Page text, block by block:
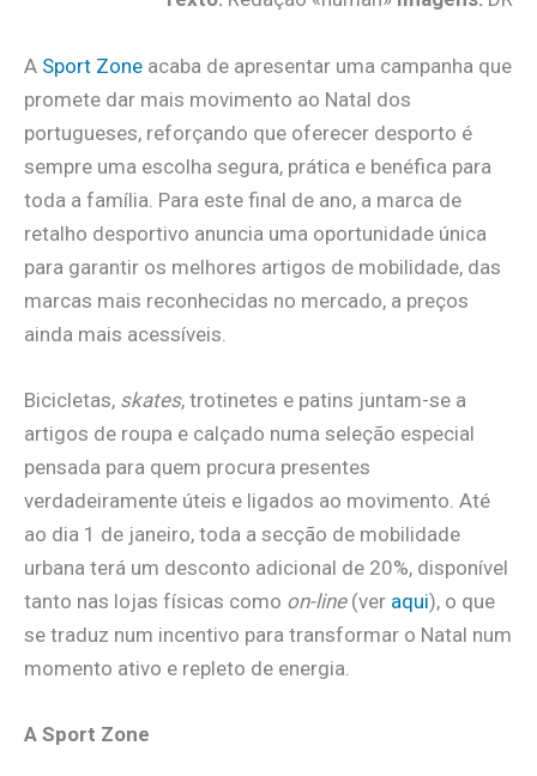
A Sport Zone acaba de apresentar uma campanha que
promete dar mais movimento ao Natal dos
portugueses, reforçando que oferecer desporto é
sempre uma escolha segura, prática e benéfica para
toda a família. Para este final de ano, a marca de
retalho desportivo anuncia uma oportunidade única
para garantir os melhores artigos de mobilidade, das
marcas mais reconhecidas no mercado, a preços
ainda mais acessíveis.
Bicicletas, skates, trotinetes e patins juntam-se a
artigos de roupa e calçado numa seleção especial
pensada para quem procura presentes
verdadeiramente úteis e ligados ao movimento. Até
ao dia 1 de janeiro, toda a secção de mobilidade
urbana terá um desconto adicional de 20%, disponível
tanto nas lojas físicas como on-line(ver aqui), o que
se traduz num incentivo para transformar o Natal num
momento ativo e repleto de energia.
A Sport Zone